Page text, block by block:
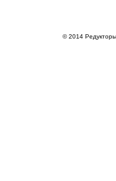
© 2014